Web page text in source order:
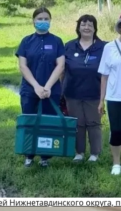
Нижнетавдинского округа,